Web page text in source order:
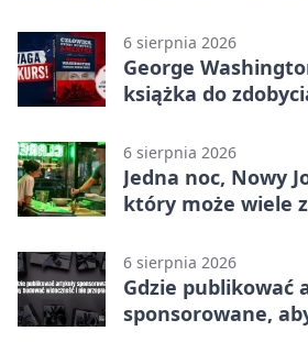
6 sierpnia 2026
George
książka do
6 sierpnia 2026
Jedna noc, Nowy
który może wiele
6 sierpnia 2026
Gdzie publikować
sponsorowane,